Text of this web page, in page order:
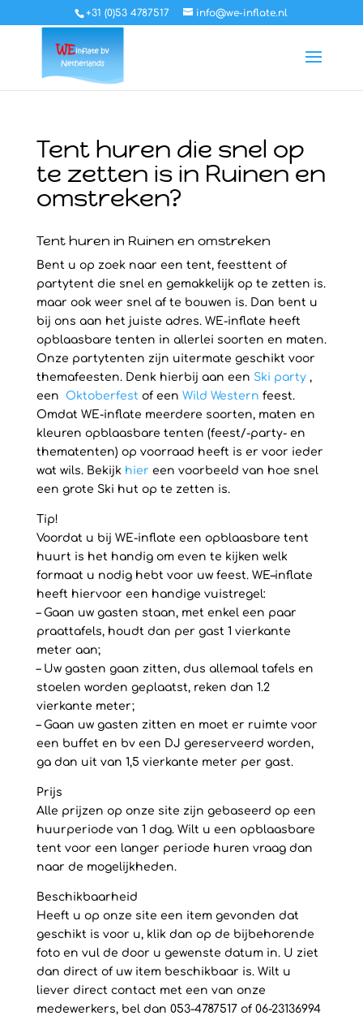
+31 (0)53 4787517 info@we-inflate.nl
Tent huren die snel op
te zetten is in Ruinen en
omstreken?
Tent huren in Ruinen en omstreken
Bent u op zoek naar een tent, feesttent of
partytent die snel en gemakkelijk op te zetten is.
maar ook weer snel af te bouwen is. Dan bent u
bij ons aan het juiste adres. WE-inflate heeft
opblaasbare tenten in allerlei soorten en maten.
Onze partytenten zijn uitermate geschikt voor
themafeesten. Denk hierbij aan een Ski party,
een Oktoberfest of een Wild Western feest.
Omdat WE-inflate meerdere soorten, maten en
kleuren opblaasbare tenten (feest/-party- en
thematenten) op voorraad heeft is er voor ieder
wat wils. Bekijk hier een voorbeeld van hoe snel
een grote Ski hut op te zetten is.
Tip!
Voordat u bij WE-inflate een opblaasbare tent
huurt is het handig om even te kijken welk
formaat u nodig hebt voor uw feest. WE–inflate
heeft hiervoor een handige vuistregel:
– Gaan uw gasten staan, met enkel een paar
praattafels, houdt dan per gast 1 vierkante
meter aan;
– Uw gasten gaan zitten, dus allemaal tafels en
stoelen worden geplaatst, reken dan 1.2
vierkante meter;
– Gaan uw gasten zitten en moet er ruimte voor
een buffet en bv een DJ gereserveerd worden,
ga dan uit van 1,5 vierkante meter per gast.
Prijs
Alle prijzen op onze site zijn gebaseerd op een
huurperiode van 1 dag. Wilt u een opblaasbare
tent voor een langer periode huren vraag dan
naar de mogelijkheden.
Beschikbaarheid
Heeft u op onze site een item gevonden dat
geschikt is voor u, klik dan op de bijbehorende
foto en vul de door u gewenste datum in. U ziet
dan direct of uw item beschikbaar is. Wilt u
liever direct contact met een van onze
medewerkers, bel dan 053-4787517 of 06-23136994